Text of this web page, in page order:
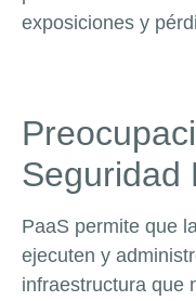
exposiciones y
Seguridad
PaaS permite que
ejecuten y
infraestructura que